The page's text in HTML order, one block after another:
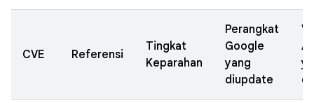
CVE Referensi
Tingkat
Keparahan
Perangkat
Google
yang
diupdate